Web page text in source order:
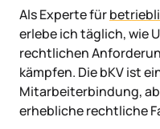
Als Experte für
erlebe ich täglich, wie
rechtlichen
kämpfen. Die bKV ist
Mitarbeiterbindung,
erhebliche rechtliche